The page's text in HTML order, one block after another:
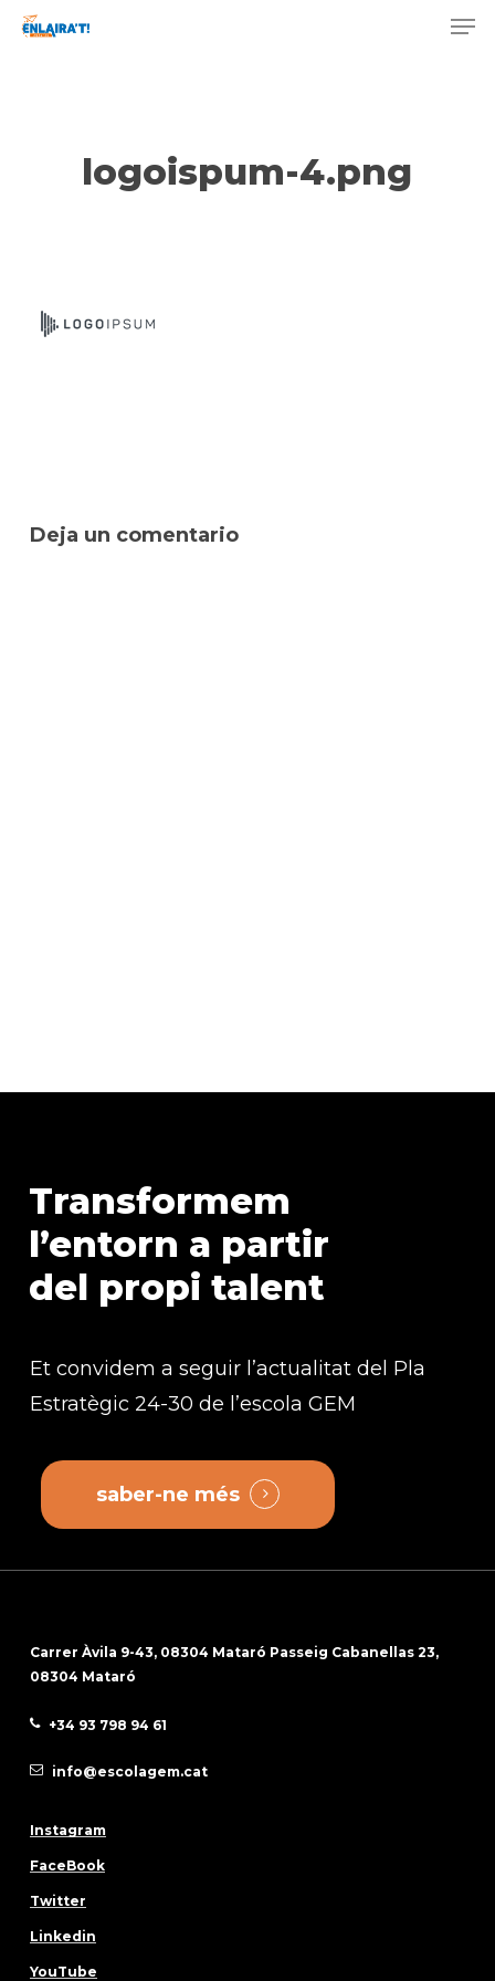
Skip
logoispum-4.png
Deja un comentario
Transformem
l’entorn a partir
del propi talent
Et convidem a seguir l’actualitat del Pla
Estratègic 24-30 de l’escola GEM
saber-ne més
Carrer Àvila 9-43, 08304 Mataró Passeig Cabanellas 23,
08304 Mataró
+34 93 798 94 61
info@escolagem.cat
Instagram
FaceBook
Twitter
Linkedin
YouTube